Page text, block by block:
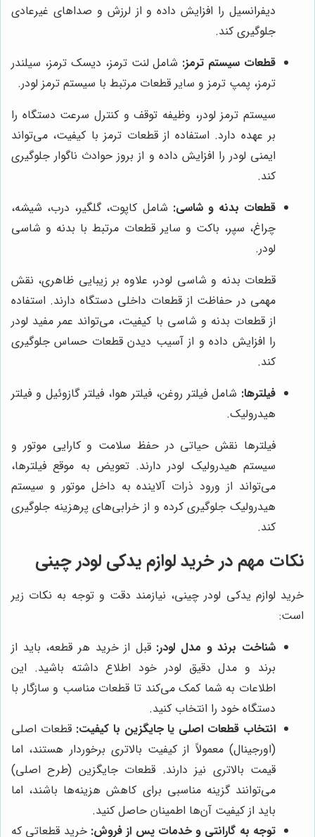
دیفرانسیل را افزایش داده و از لرزش و صداهای غیرعادی
جلوگیری کند.
قطعات سیستم ترمز: شامل لنت ترمز، دیسک ترمز، سیلندر
ترمز، پمپ ترمز و سایر قطعات مرتبط با سیستم ترمز لودر.
سیستم ترمز لودر، وظیفه توقف و کنترل سرعت دستگاه را
بر عهده دارد. استفاده از قطعات ترمز با کیفیت، می‌تواند
ایمنی لودر را افزایش داده و از بروز حوادث ناگوار جلوگیری
کند.
قطعات بدنه و شاسی: شامل کاپوت، گلگیر، درب، شیشه،
چراغ، سپر، باکت و سایر قطعات مرتبط با بدنه و شاسی
لودر.
قطعات بدنه و شاسی لودر، علاوه بر زیبایی ظاهری، نقش
مهمی در حفاظت از قطعات داخلی دستگاه دارند. استفاده
از قطعات بدنه و شاسی با کیفیت، می‌تواند عمر مفید لودر
را افزایش داده و از آسیب دیدن قطعات حساس جلوگیری
کند.
فیلترها: شامل فیلتر روغن، فیلتر هوا، فیلتر گازوئیل و فیلتر
هیدرولیک.
فیلترها نقش حیاتی در حفظ سلامت و کارایی موتور و
سیستم هیدرولیک لودر دارند. تعویض به موقع فیلترها،
می‌تواند از ورود ذرات آلاینده به داخل موتور و سیستم
هیدرولیک جلوگیری کرده و از خرابی‌های پرهزینه جلوگیری
کند.
نکات مهم در خرید لوازم یدکی لودر چینی
خرید لوازم یدکی لودر چینی، نیازمند دقت و توجه به نکات زیر
است:
شناخت برند و مدل لودر: قبل از خرید هر قطعه، باید از
برند و مدل دقیق لودر خود اطلاع داشته باشید. این
اطلاعات به شما کمک می‌کند تا قطعات مناسب و سازگار با
دستگاه خود را انتخاب کنید.
انتخاب قطعات اصلی یا جایگزین با کیفیت: قطعات اصلی
(اورجینال) معمولاً از کیفیت بالاتری برخوردار هستند، اما
قیمت بالاتری نیز دارند. قطعات جایگزین (طرح اصلی)
می‌توانند گزینه مناسبی برای کاهش هزینه‌ها باشند، اما
باید از کیفیت آن‌ها اطمینان حاصل کنید.
توجه به گارانتی و خدمات پس از فروش: خرید قطعاتی که